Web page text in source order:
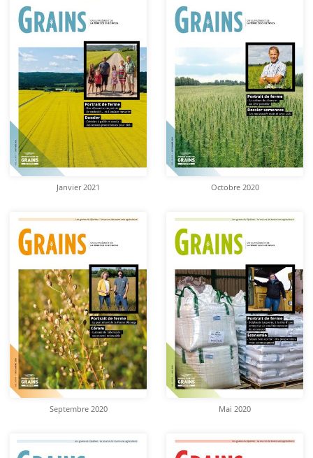
Janvier 2021 Octobre 2020
Septembre 2020 Mai 2020